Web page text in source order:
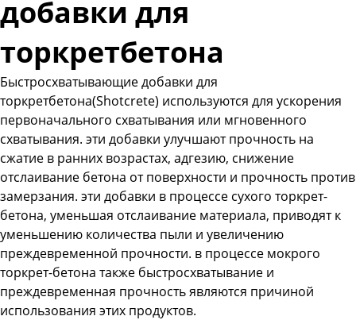
добавки для
торкретбетона
Быстросхватывающие добавки для
торкретбетона(Shotcrete) используются для ускорения
первоначального схватывания или мгновенного
схватывания. эти добавки улучшают прочность на
сжатие в ранних возрастах, адгезию, снижение
отслаивание бетона от поверхности и прочность против
замерзания. эти добавки в процессе сухого торкрет-
бетона, уменьшая отслаивание материала, приводят к
уменьшению количества пыли и увеличению
преждевременной прочности. в процессе мокрого
торкрет-бетона также быстросхватывание и
преждевременная прочность являются причиной
использования этих продуктов.